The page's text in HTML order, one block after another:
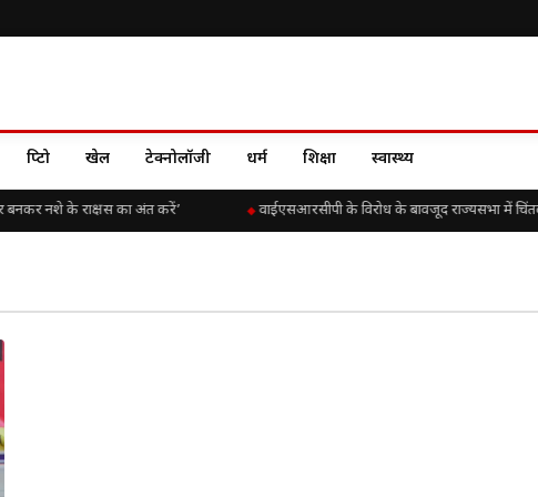
क्रिप्टो खेल टेक्नोलॉजी धर्म शिक्षा स्वास्थ्य
बनकर नशे के राक्षस का अंत करें’ वाईएसआरसीपी के विरोध के बावजूद राज्यसभा में